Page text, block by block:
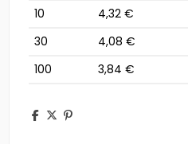
10
4,32 €
30
4,08 €
100
3,84 €